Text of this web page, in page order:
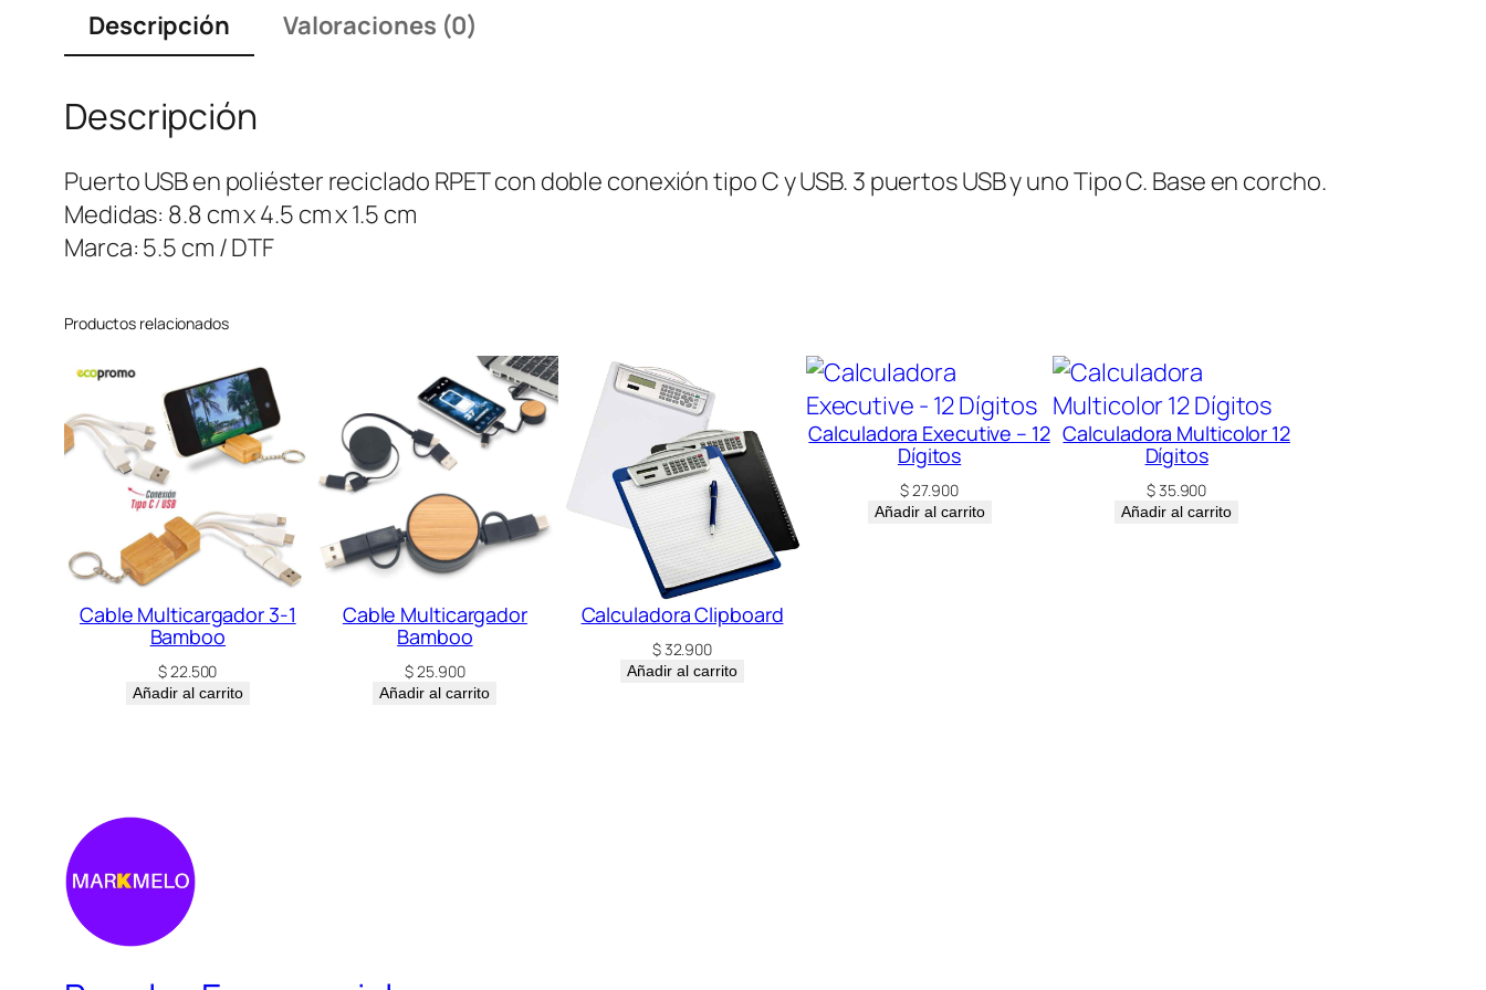
d
Descripción Valoraciones (0)
Descripción
Puerto USB en poliéster reciclado RPET con doble conexión tipo C y USB. 3 puertos USB y uno Tipo C. Base en corcho.
Medidas: 8.8 cm x 4.5 cm x 1.5 cm
Marca: 5.5 cm / DTF
Productos relacionados
Cable Multicargador 3-1
Bamboo
$22.500
Añadir al carrito
Cable Multicargador
Bamboo
$25.900
Añadir al carrito
Calculadora Clipboard
$32.900
Añadir al carrito
Calculadora Executive – 12
Dígitos
$27.900
Añadir al carrito
Calculadora Multicolor 12
Dígitos
$35.900
Añadir al carrito